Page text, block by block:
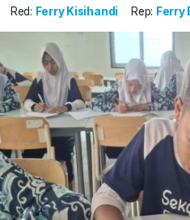
Red: Ferry Kisihandi Rep: Ferry